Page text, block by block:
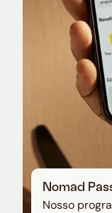
Nomad
Nosso